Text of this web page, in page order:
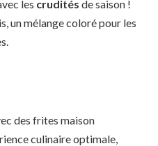
les crudités de saison !
un mélange coloré pour les
des frites maison
culinaire optimale,